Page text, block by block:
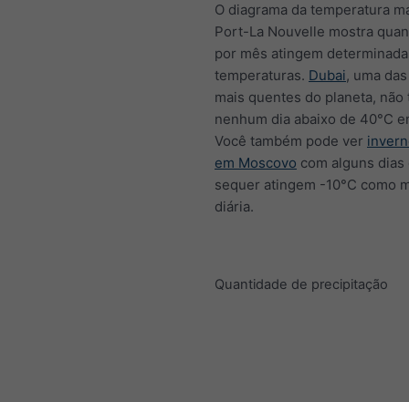
O diagrama da temperatura
Port-La Nouvelle mostra
por mês atingem
temperaturas. Dubai, uma
mais quentes do planeta, não
nenhum dia abaixo de 40°C
Você também pode ver
em Moscovo com alguns dias
sequer atingem -10°C como
diária.
Quantidade de precipitação